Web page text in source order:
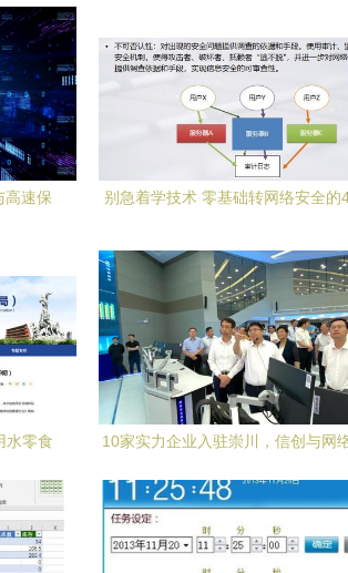
高速保
别急着学技术 零基础转网络安全的
水零食
10家实力企业入驻崇川，信创与网